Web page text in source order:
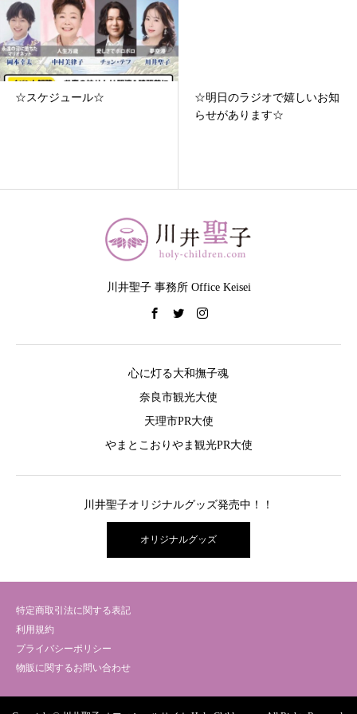
☆スケジュール☆
☆明日のラジオで嬉しいお知
らせがあります☆
川井聖子 事務所 Office Keisei
心に灯る大和撫子魂
奈良市観光大使
天理市PR大使
やまとこおりやま観光PR大使
川井聖子オリジナルグッズ発売中！！
オリジナルグッズ
特定商取引法に関する表記
利用規約
プライバシーポリシー
物販に関するお問い合わせ